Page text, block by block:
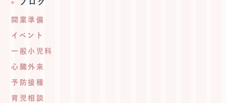
ブログ
開業準備
イベント
一般小児科
心臓外来
予防接種
育児相談